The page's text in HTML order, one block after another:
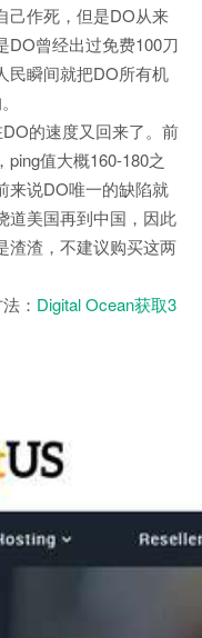
己作死，但是DO从来
DO曾经出过免费100刀
民瞬间就把DO所有机
的速度又回来了。前
值大概160-180之
来说DO唯一的缺陷就
道美国再到中国，因此
渣渣，不建议购买这两
： Digital Ocean获取3